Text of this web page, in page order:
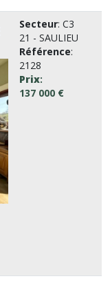
Secteur: C3
21 - SAULIEU
Référence:
2128
Prix:
137 000 €